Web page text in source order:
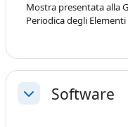
Mostra presentata alla
Periodica degli
MinimizzaSoftware